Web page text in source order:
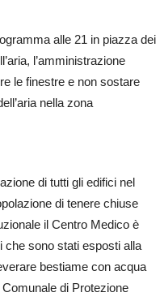
alle 21 in piazza dei
l’amministrazione
le finestre e non sostare
nella zona
di tutti gli edifici nel
di tenere chiuse
il Centro Medico è
che sono stati esposti alla
bestiame con acqua
di Protezione